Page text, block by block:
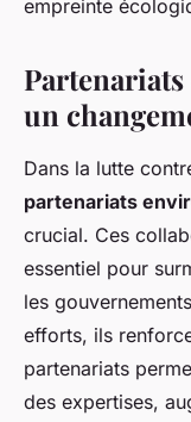
empreinte
un
Dans la lutte
partenariats
crucial. Ces
essentiel pour
les
efforts, ils
partenariats
des expertises,